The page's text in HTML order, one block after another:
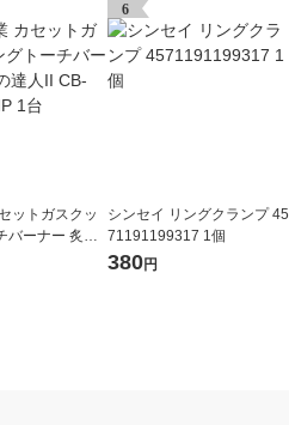
ットガスクッ
バーナー 炙り
CKWHP 1台
6
シンセイ リングクランプ 45
71191199317 1個
380円